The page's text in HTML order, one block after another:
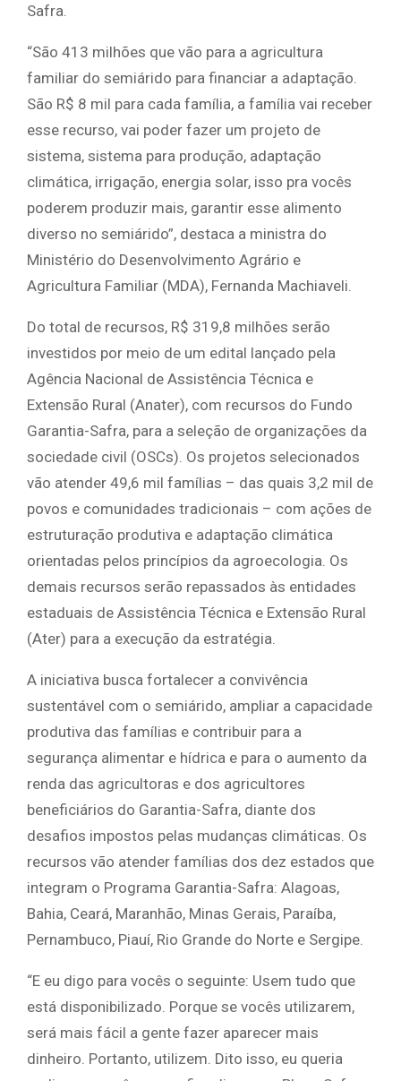
Safra.
“São 413 milhões que vão para a agricultura
familiar do semiárido para financiar a adaptação.
São R$ 8 mil para cada família, a família vai receber
esse recurso, vai poder fazer um projeto de
sistema, sistema para produção, adaptação
climática, irrigação, energia solar, isso pra vocês
poderem produzir mais, garantir esse alimento
diverso no semiárido”, destaca a ministra do
Ministério do Desenvolvimento Agrário e
Agricultura Familiar (MDA), Fernanda Machiaveli.
Do total de recursos, R$ 319,8 milhões serão
investidos por meio de um edital lançado pela
Agência Nacional de Assistência Técnica e
Extensão Rural (Anater), com recursos do Fundo
Garantia-Safra, para a seleção de organizações da
sociedade civil (OSCs). Os projetos selecionados
vão atender 49,6 mil famílias – das quais 3,2 mil de
povos e comunidades tradicionais – com ações de
estruturação produtiva e adaptação climática
orientadas pelos princípios da agroecologia. Os
demais recursos serão repassados às entidades
estaduais de Assistência Técnica e Extensão Rural
(Ater) para a execução da estratégia.
A iniciativa busca fortalecer a convivência
sustentável com o semiárido, ampliar a capacidade
produtiva das famílias e contribuir para a
segurança alimentar e hídrica e para o aumento da
renda das agricultoras e dos agricultores
beneficiários do Garantia-Safra, diante dos
desafios impostos pelas mudanças climáticas. Os
recursos vão atender famílias dos dez estados que
integram o Programa Garantia-Safra: Alagoas,
Bahia, Ceará, Maranhão, Minas Gerais, Paraíba,
Pernambuco, Piauí, Rio Grande do Norte e Sergipe.
“E eu digo para vocês o seguinte: Usem tudo que
está disponibilizado. Porque se vocês utilizarem,
será mais fácil a gente fazer aparecer mais
dinheiro. Portanto, utilizem. Dito isso, eu queria